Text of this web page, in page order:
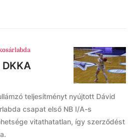
teljesítményt nyújtott Dávid
csapat első NB I/A-s
vitathatatlan, így szerződést